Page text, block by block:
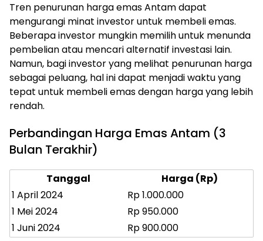
Tren penurunan harga emas Antam dapat
mengurangi minat investor untuk membeli emas.
Beberapa investor mungkin memilih untuk menunda
pembelian atau mencari alternatif investasi lain.
Namun, bagi investor yang melihat penurunan harga
sebagai peluang, hal ini dapat menjadi waktu yang
tepat untuk membeli emas dengan harga yang lebih
rendah.
Perbandingan Harga Emas Antam (3
Bulan Terakhir)
Tanggal
Harga (Rp)
1 April 2024
Rp 1.000.000
1 Mei 2024
Rp 950.000
1 Juni 2024
Rp 900.000